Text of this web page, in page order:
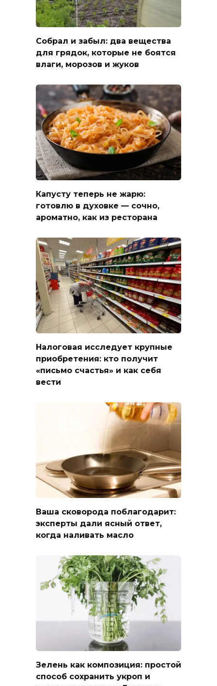
Собрал и забыл: два вещества
для грядок, которые не боятся
влаги, морозов и жуков
Капусту теперь не жарю:
готовлю в духовке — сочно,
ароматно, как из ресторана
Налоговая исследует крупные
приобретения: кто получит
«письмо счастья» и как себя
вести
Ваша сковорода поблагодарит:
эксперты дали ясный ответ,
когда наливать масло
Зелень как композиция: простой
способ сохранить укроп и